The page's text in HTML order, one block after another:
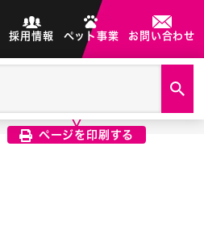
採用情報 ペット事業 お問い合わせ
ページを印刷する